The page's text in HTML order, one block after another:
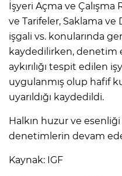
İşyeri Açma ve Çalışma
ve Tarifeler, Saklama ve
işgali vs. konularında
kaydedilirken, denetim
aykırılığı tespit edilen
uygulanmış olup hafif
uyarıldığı kaydedildi.
Halkın huzur ve
denetimlerin devam
Kaynak: IGF